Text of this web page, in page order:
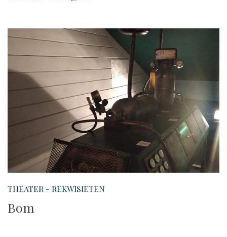
THEATER - REKWISIETEN
Bom